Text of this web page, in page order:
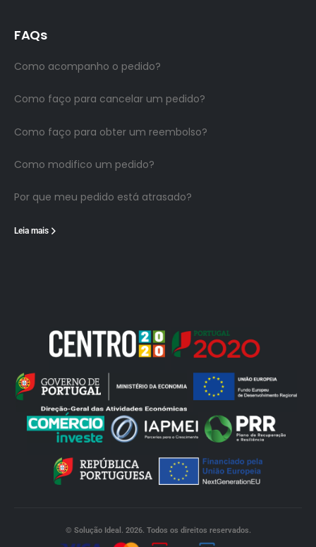
FAQs
Como acompanho o pedido?
Como faço para cancelar um pedido?
Como faço para obter um reembolso?
Como modifico um pedido?
Por que meu pedido está atrasado?
Leia mais
© Solução Ideal. 2026. Todos os direitos reservados.